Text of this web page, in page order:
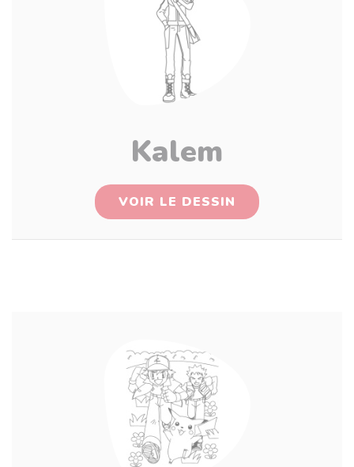
Kalem
VOIR LE DESSIN